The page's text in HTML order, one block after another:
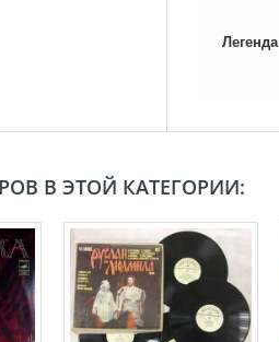
Легенда
В ЭТОЙ КАТЕГОРИИ: